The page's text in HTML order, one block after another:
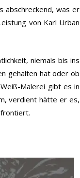
abschreckend, was er
von Karl Urban
niemals bis ins
gehalten hat oder ob
Malerei gibt es in
verdient hätte er es,